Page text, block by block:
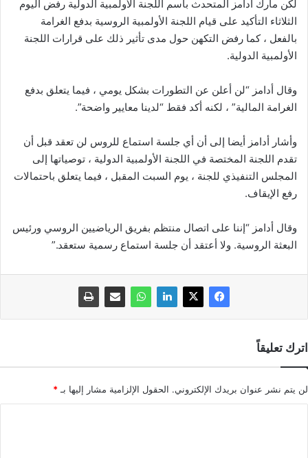
لكن مارك أدامز المتحدث باسم اللجنة الأولمبية الدولية رفض اليوم
الثلاثاء التأكيد على قيام اللجنة الأولمبية الروسية بدفع الغرامة
بالفعل ، كما رفض التكهن حول مدى تأثير ذلك على قرارات اللجنة
الأولمبية الدولية.
وقال أدامز “لن أعلن عن التطورات بشكل يومي ، فيما يتعلق بدفع
الغرامة المالية” ، لكنه أكد فقط “لدينا معايير واضحة”.
وأشار أدامز أيضا إلى أن أي جلسة استماع للروس لن تعقد قبل أن
تقدم اللجنة المختصة في اللجنة الأولمبية الدولية ، توصياتها إلى
المجلس التنفيذي للجنة ، يوم السبت المقبل ، فيما يتعلق باحتمالات
رفع الإيقاف.
وقال أدامز “إننا على اتصال منتظم بفريق الرياضيين الروسي ورئيس
البعثة الروسية. ولا أعتقد أن جلسة استماع رسمية ستعقد.”
اترك تعليقاً
لن يتم نشر عنوان بريدك الإلكتروني. الحقول الإلزامية مشار إليها بـ *